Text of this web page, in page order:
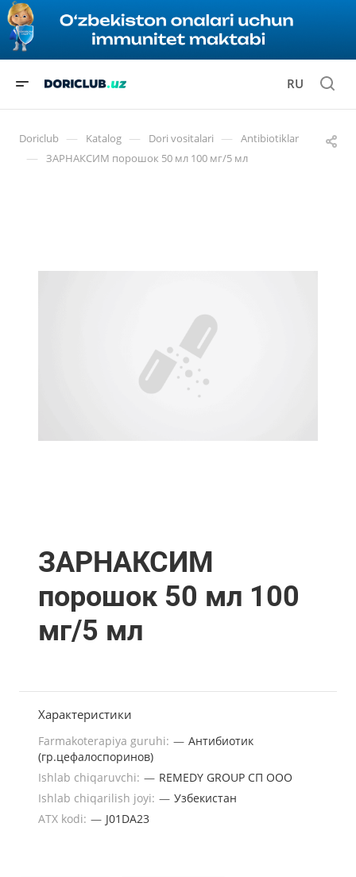
RU
Doriclub — Katalog — Dori vositalari — Antibiotiklar
— ЗАРНАКСИМ порошок 50 мл 100 мг/5 мл
ЗАРНАКСИМ
порошок 50 мл 100
мг/5 мл
Характеристики
Farmakoterapiya guruhi: — Антибиотик
(гр.цефалоспоринов)
Ishlab chiqaruvchi: — REMEDY GROUP СП ООО
Ishlab chiqarilish joyi: — Узбекистан
ATX kodi: — J01DA23